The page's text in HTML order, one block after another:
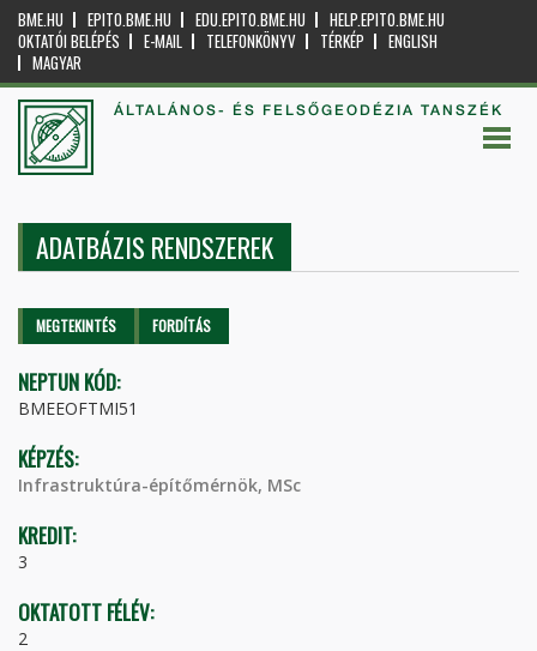
BME.HU EPITO.BME.HU EDU.EPITO.BME.HU
HELP.EPITO.BME.HU
OKTATÓI BELÉPÉS
E-MAIL TELEFONKÖNYV TÉRKÉP
ENGLISH
MAGYAR
ÁLTALÁNOS- ÉS FELSŐGEODÉZIA TANSZÉK
ADATBÁZIS RENDSZEREK
Elsődleges fülek
MEGTEKINTÉS (AKTÍVFORDÍTÁS
NEPTUN KÓD:
BMEEOFTMI51
KÉPZÉS:
Infrastruktúra-építőmérnök, MSc
KREDIT:
3
OKTATOTT FÉLÉV:
2